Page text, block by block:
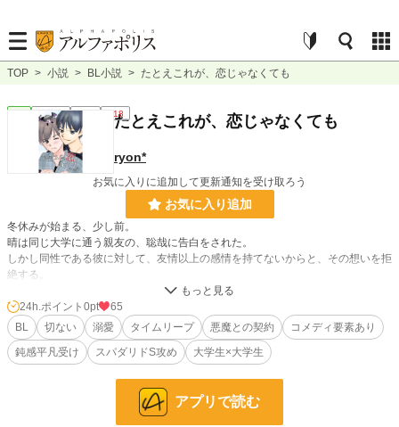
TOP > 小説 > BL小説 > たとえこれが、恋じゃなくても
連載中 長編 R18
たとえこれが、恋じゃなくても
ryon*
お気に入りに追加して更新通知を受け取ろう
お気に入り追加
冬休みが始まる、少し前。
晴は同じ大学に通う親友の、聡哉に告白をされた。
しかし同性である彼に対して、友情以上の感情を持てないからと、その想いを拒
絶する。
そのおよそ一週間後の、晴の誕生日。
聡哉が赤信号の交差点に飛び出し、自ら命を絶ってしまった。
それ以来ずっと、三年もの間自身を責め続けていた晴だったがある日、子供みた
序盤で攻めくんが、一度命を落とします。
24h.ポイント 0pt
65
BL
切ない 溺愛 タイムリープ 悪魔との契約
コメディ要素あり
鈍感平凡受け
スパダリドS攻め 大学生×大学生
アプリで読む